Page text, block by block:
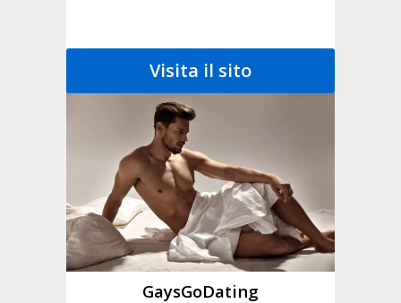
Visita il sito
GaysGoDating